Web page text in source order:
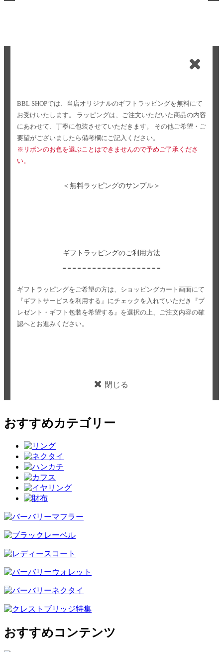
BBL SHOPでは、当店オリジナルのギフトラッピングを無料にて
お受けいたします。
ラッピングは、ご注文いただいた商品の内容
にあわせて、丁寧に包装させていただきます。
その他ご希望・ご
要望がございましたら備考欄にご記入ください。
※リボンのお色を選ぶことはできませんので予めご了承くださ
い。
＜無料ラッピングのサンプル＞
ギフトラッピングのご利用方法
ギフトラッピングをご希望の方は、ショッピングカート画面にて
『ギフトサービスを利用する』にチェックを入れていただき
『プ
レゼント・ギフト包装を希望する』を選択の上、ご注文内容の確
認へとお進みください。
閉じる
おすすめカテゴリー
おすすめコンテンツ